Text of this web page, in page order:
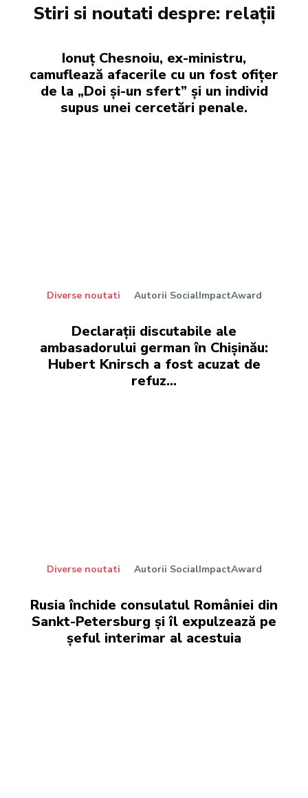
Stiri si noutati despre: relații
Ionuț Chesnoiu, ex-ministru,
camuflează afacerile cu un fost ofițer
de la „Doi și-un sfert” și un individ
supus unei cercetări penale.
Diverse noutati Autorii SocialImpactAward
Declarații discutabile ale
ambasadorului german în Chișinău:
Hubert Knirsch a fost acuzat de
refuz…
Diverse noutati Autorii SocialImpactAward
Rusia închide consulatul României din
Sankt-Petersburg și îl expulzează pe
șeful interimar al acestuia